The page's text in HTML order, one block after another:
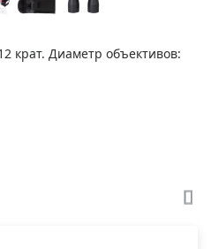
крат. Диаметр объективов: